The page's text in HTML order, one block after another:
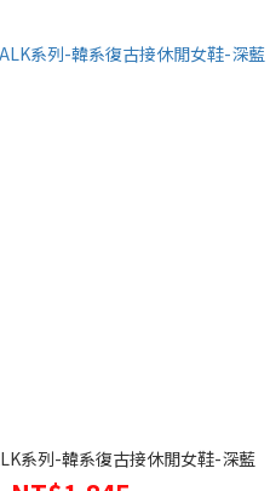
系列-韓系復古接休閒女鞋-深藍